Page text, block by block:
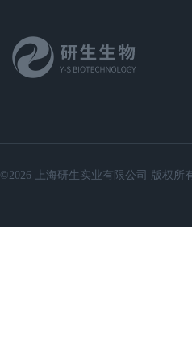
©2026 上海研生实业有限公司 版权所